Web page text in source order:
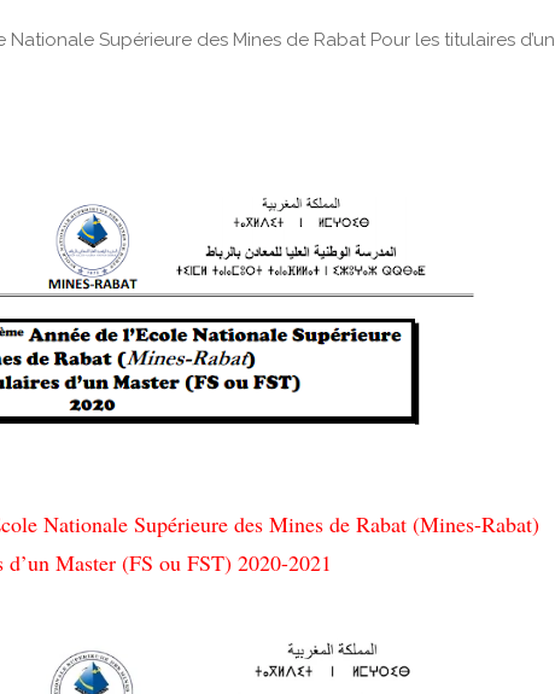
Nationale Supérieure des Mines de Rabat Pour les titulaires d’un
Nationale Supérieure des Mines de Rabat (Mines-Rabat)
Master (FS ou FST) 2020-2021